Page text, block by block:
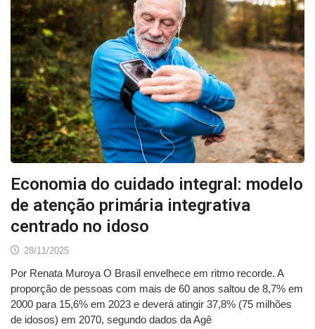
Economia do cuidado integral: modelo
de atenção primária integrativa
centrado no idoso
28/11/2025
Por Renata Muroya O Brasil envelhece em ritmo recorde. A
proporção de pessoas com mais de 60 anos saltou de 8,7% em
2000 para 15,6% em 2023 e deverá atingir 37,8% (75 milhões
de idosos) em 2070, segundo dados da Agê